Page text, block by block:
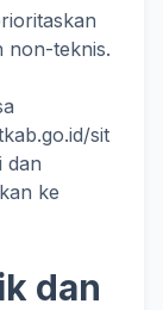
non-teknis.
sit
dan
ke
dan